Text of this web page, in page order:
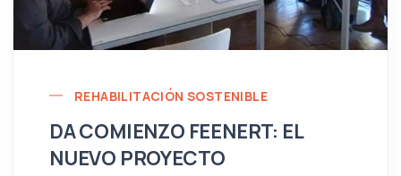
REHABILITACIÓN SOSTENIBLE
DA COMIENZO FEENERT: EL
NUEVO PROYECTO